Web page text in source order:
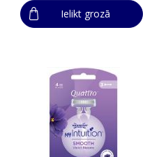
Ielikt grozā